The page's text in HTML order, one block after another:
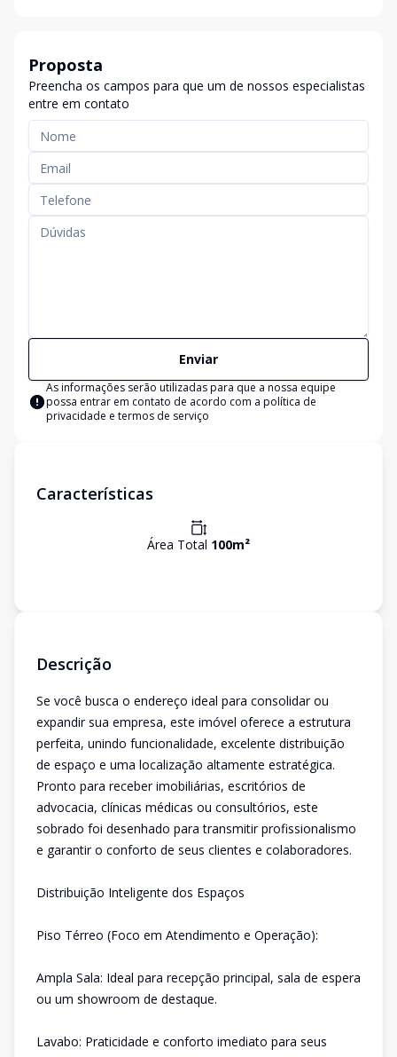
Proposta
Preencha os campos para que um de nossos especialistas
entre em contato
Enviar
As informações serão utilizadas para que a nossa equipe
possa entrar em contato de acordo com a política de
privacidade e termos de serviço
Características
Área Total 100m²
Descrição
Se você busca o endereço ideal para consolidar ou
expandir sua empresa, este imóvel oferece a estrutura
perfeita, unindo funcionalidade, excelente distribuição
de espaço e uma localização altamente estratégica.
Pronto para receber imobiliárias, escritórios de
advocacia, clínicas médicas ou consultórios, este
sobrado foi desenhado para transmitir profissionalismo
e garantir o conforto de seus clientes e colaboradores.
Distribuição Inteligente dos Espaços
Piso Térreo (Foco em Atendimento e Operação):
Ampla Sala: Ideal para recepção principal, sala de espera
ou um showroom de destaque.
Lavabo: Praticidade e conforto imediato para seus